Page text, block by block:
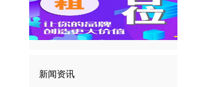
新闻资讯